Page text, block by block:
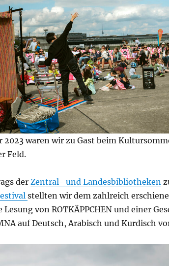
2023 waren wir zu Gast beim
Feld.
der Zentral- und Landesbibliotheken
stellten wir dem zahlreich
Lesung von ROTKÄPPCHEN und einer
auf Deutsch, Arabisch und Kurdisch